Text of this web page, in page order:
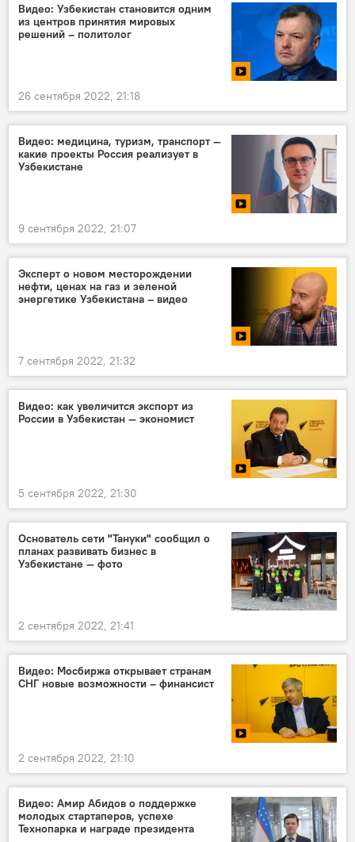
Видео: Узбекистан становится одним
из центров принятия мировых
решений – политолог
26 сентября 2022, 21:18
Видео: медицина, туризм, транспорт —
какие проекты Россия реализует в
Узбекистане
9 сентября 2022, 21:07
Эксперт о новом месторождении
нефти, ценах на газ и зеленой
энергетике Узбекистана – видео
7 сентября 2022, 21:32
Видео: как увеличится экспорт из
России в Узбекистан — экономист
5 сентября 2022, 21:30
Основатель сети "Тануки" сообщил о
планах развивать бизнес в
Узбекистане — фото
2 сентября 2022, 21:41
Видео: Мосбиржа открывает странам
СНГ новые возможности – финансист
2 сентября 2022, 21:10
Видео: Амир Абидов о поддержке
молодых стартаперов, успехе
Технопарка и награде президента